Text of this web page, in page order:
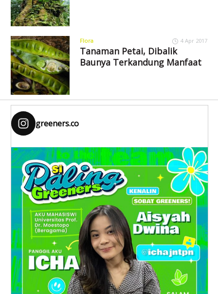
Flora 4 Apr 2017
Tanaman Petai, Dibalik
Baunya Terkandung Manfaat
greeners.co